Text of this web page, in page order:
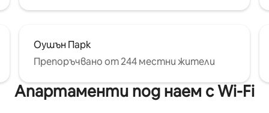
Оушън Парк
Препоръчвано от 244 местни жители
Апартаменти под наем с Wi-Fi